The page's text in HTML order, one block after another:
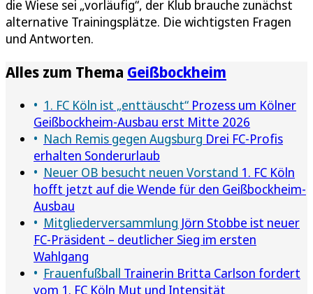
die Wiese sei „vorläufig“, der Klub brauche zunächst
alternative Trainingsplätze. Die wichtigsten Fragen
und Antworten.
Alles zum Thema Geißbockheim
1. FC Köln ist „enttäuscht“ Prozess um Kölner
Geißbockheim-Ausbau erst Mitte 2026
Nach Remis gegen Augsburg Drei FC-Profis
erhalten Sonderurlaub
Neuer OB besucht neuen Vorstand 1. FC Köln
hofft jetzt auf die Wende für den Geißbockheim-
Ausbau
Mitgliederversammlung Jörn Stobbe ist neuer
FC-Präsident – deutlicher Sieg im ersten
Wahlgang
Frauenfußball Trainerin Britta Carlson fordert
vom 1. FC Köln Mut und Intensität